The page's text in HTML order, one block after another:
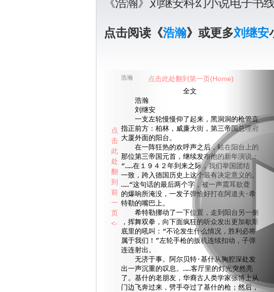
《浩瀚》刘继安科幻小说电子书
点击阅读《浩瀚》或更多刘继安
浩瀚
全文
浩瀚
刘继安
一支左轮慢慢仰了起来，黑洞洞的枪管直
指正前方：柏林，威廉大街，第三帝国总理府
大厦外面的阳台。
在一阵狂热的欢呼声之后，站在阳台上的
那位第三帝国元首，继续发布他的新年演说：
“……在１９４２年到来之际，我们举国团结
一致，跨入德国历史上这个最有决定意义的。
……“这句话的最后两个字，被一声震耳欲聋
的爆响所淹没，一发子弹恰好打在阿道夫·希
特勒的嘴巴上。
希特勒挪动了一下位置，走到阳台另一侧
，挥舞双拳，向下面疯狂的听众发出更加歇斯
底里的吼叫：“不论发生什么情况，胜利必将
属于我们！”左轮手枪的扳机连续扣动，子弹
连连射出。
无济于事。阿尔贝特·基什从胸腔深处发
出一声沉重的叹息。……客厅里的灯光突然亮
了。基什的老朋友，华裔古人类学家张博士从
门边飞奔过来，劈手夺过了基什的枪；然后，
点击此处翻到第一页(Home)
点
击
此
处
翻
到
前
一
页
<-